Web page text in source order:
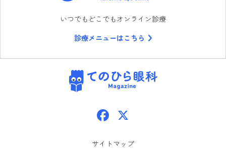
いつでもどこでもオンライン診療
診療メニューはこちら
てのひら眼科
Facebook
サイトマップ